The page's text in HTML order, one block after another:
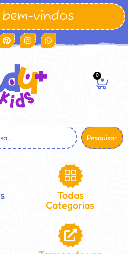
vindos
0
Pesquisar
Todas
Categorias